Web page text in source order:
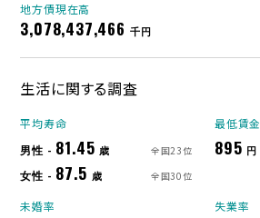
地方債現在高
3,078,437,466 千円
生活に関する調査
平均寿命
男性 - 81.45 歳 全国23位
女性 - 87.5 歳 全国30位
最低賃金
895 円
未婚率 失業率